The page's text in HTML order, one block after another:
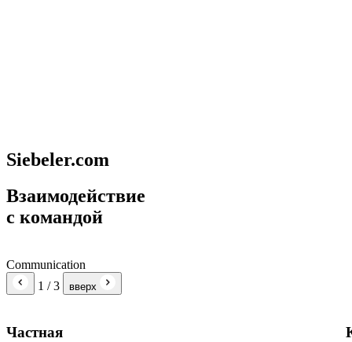
Siebeler.com
Взаимодействие
с командой
Communication
1 / 3 вверх
Частная